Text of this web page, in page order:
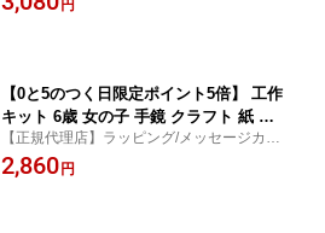
レゼント ギフト ヨーロッパ安全規格 おも
円
【0と5のつく日限定ポイント5倍】 工作
キット 6歳 女の子 手鏡 クラフト 紙 シ
ール貼り 5歳 保育園 幼稚園 小学生 低学
年 女の子 子供 セット 花 手持ち鏡 おも
【正規代理店】ラッピング/メッセージカー
ド/のし無料 小学生女子工作キット 鏡 クラ
フトキット セット 6歳女の子 小学生プレゼ
2,860 円